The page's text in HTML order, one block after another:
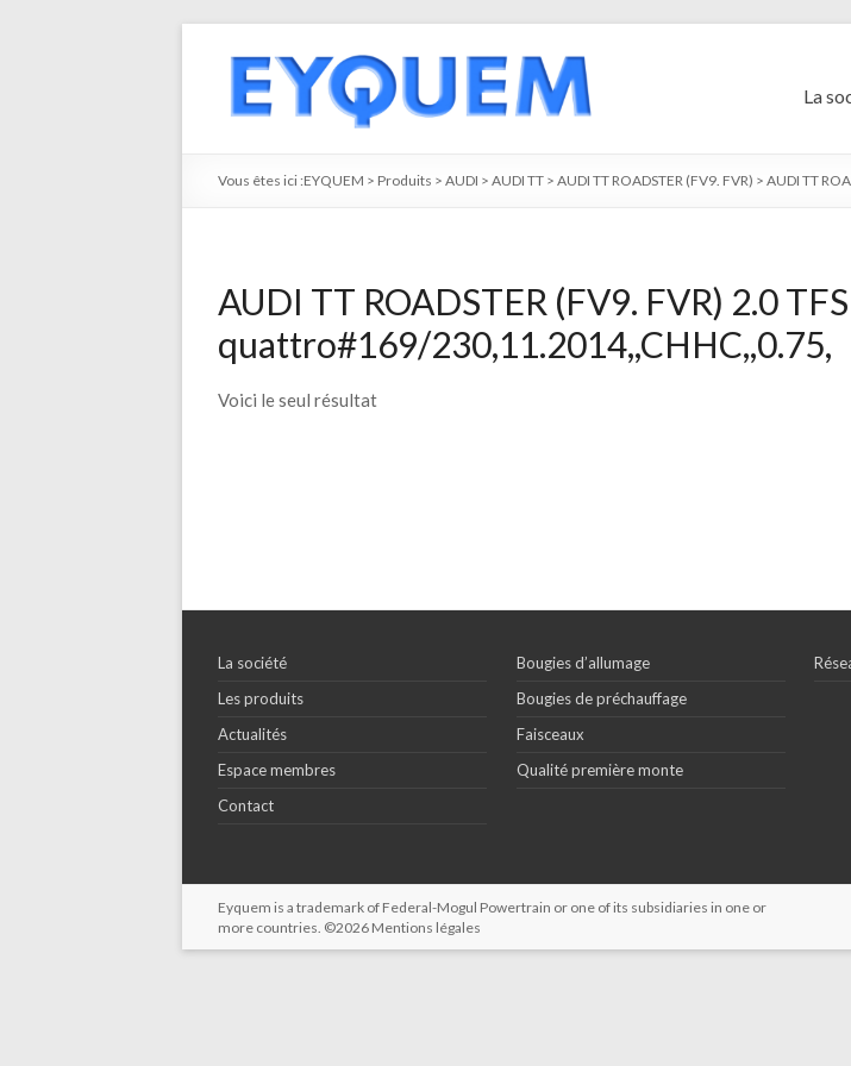
La
Vous êtes ici :EYQUEM > Produits > AUDI > AUDI TT > AUDI TT ROADSTER (FV9. FVR) > AUDI TT
AUDI TT ROADSTER (FV9. FVR) 2.0
quattro#169/230,11.2014,,CHHC,,0.75,
Voici le seul résultat
La société
Les produits
Actualités
Espace membres
Contact
Bougies d’allumage
Bougies de préchauffage
Faisceaux
Qualité première monte
Eyquem is a trademark of Federal-Mogul Powertrain or one of its subsidiaries in one or
more countries. ©2026 Mentions légales